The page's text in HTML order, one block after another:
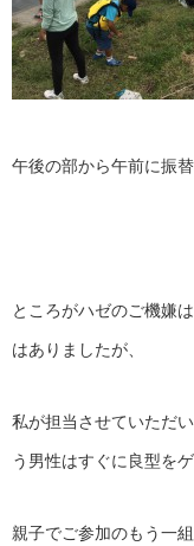
午後の部から午前に振
ところがハゼのご機嫌
はありましたが、
私が担当させていただ
う男性はすぐに良型を
親子でご参加のもう一